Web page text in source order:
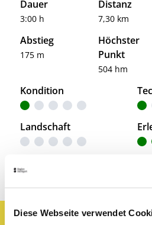
Diese Webseite verwendet
Dauer
3:00 h
Distanz
7,30 km
Abstieg
175 m
Höchster
Punkt
504 hm
Kondition
Landschaft
Entdeckungen entlang
Ergebnisse filtern